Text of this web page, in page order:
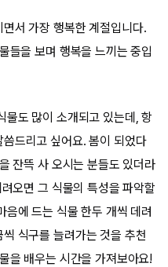
서 가장 행복한 계절입니다.
들을 보며 행복을 느끼는 중입
물도 많이 소개되고 있는데, 항
드리고 싶어요. 봄이 되었다
잔뜩 사 오시는 분들도 있더라
오면 그 식물의 특성을 파악할
음에 드는 식물 한두 개씩 데려
식구를 늘려가는 것을 추천
을 배우는 시간을 가져보아요!